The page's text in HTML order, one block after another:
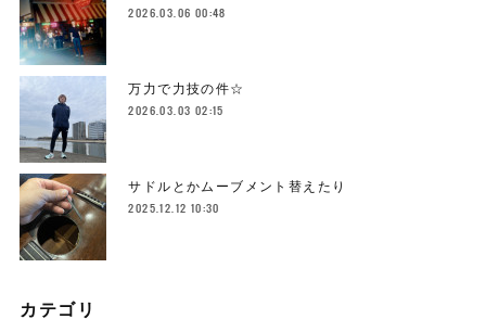
2026.03.06 00:48
万力で力技の件☆
2026.03.03 02:15
サドルとかムーブメント替えたり
2025.12.12 10:30
カテゴリ